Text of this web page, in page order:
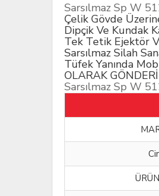
Sarsılmaz Sp W
Çelik Gövde
Dipçik Ve Kundak
Tek Tetik Ejektör
Sarsılmaz Silah
Tüfek Yanında
OLARAK
Sarsılmaz Sp W